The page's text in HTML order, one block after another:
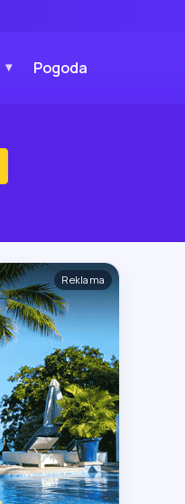
Pogoda
Reklama